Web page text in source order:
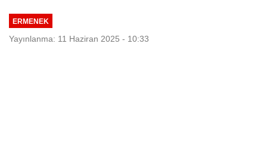
ERMENEK
Yayınlanma: 11 Haziran 2025 - 10:33